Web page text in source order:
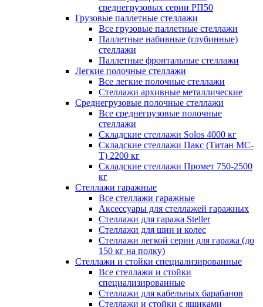
среднегрузовых серии РП50
Грузовые паллетные стеллажи
Все грузовые паллетные стеллажи
Паллетные набивные (глубинные)
стеллажи
Паллетные фронтальные стеллажи
Легкие полочные стеллажи
Все легкие полочные стеллажи
Стеллажи архивные металлические
Среднегрузовые полочные стеллажи
Все среднегрузовые полочные
стеллажи
Складские стеллажи Solos 4000 кг
Складские стеллажи Пакс (Титан МС-
Т) 2200 кг
Складские стеллажи Промет 750-2500
кг
Стеллажи гаражные
Все стеллажи гаражные
Аксессуары для стеллажей гаражных
Стеллажи для гаража Steller
Стеллажи для шин и колес
Стеллажи легкой серии для гаража (до
150 кг на полку)
Стеллажи и стойки специализированные
Все стеллажи и стойки
специализированные
Стеллажи для кабельных барабанов
Стеллажи и стойки с ящиками